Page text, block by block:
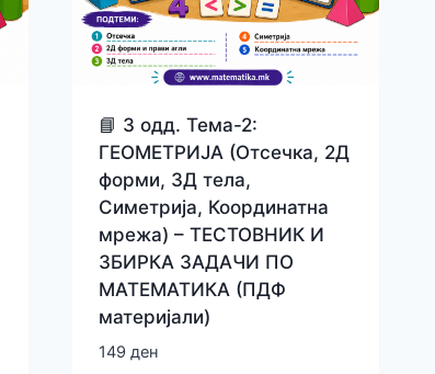
📘 3 одд. Тема-2:
ГЕОМЕТРИЈА (Отсечка, 2Д
форми, 3Д тела,
Симетрија, Координатна
мрежа) – ТЕСТОВНИК И
ЗБИРКА ЗАДАЧИ ПО
МАТЕМАТИКА (ПДФ
материјали)
149 ден